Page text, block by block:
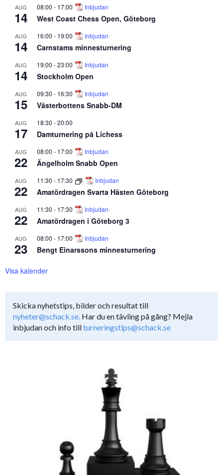
AUG
14
08:00 - 17:00 Inbjudan
West Coast Chess Open, Göteborg
AUG
14
16:00 - 19:00 Inbjudan
Carnstams minnesturnering
AUG
14
19:00 -23:00 Inbjudan
Stockholm Open
AUG
15
09:30 - 16:30 Inbjudan
Västerbottens Snabb-DM
AUG
17
18:30 -20:00
Damturnering på Lichess
AUG
22
08:00 - 17:00 Inbjudan
Ängelholm Snabb Open
AUG
22
11:30 - 17:30 Inbjudan
Amatördragen Svarta Hästen Göteborg
AUG
22
11:30 - 17:30 Inbjudan
Amatördragen i Göteborg 3
AUG
23
08:00 - 17:00 Inbjudan
Bengt Einarssons minnesturnering
Visa kalender
Skicka nyhetstips, bilder och resultat till
nyheter@schack.se. Har du en tävling på gång? Mejla
inbjudan och info tillturneringstips@schack.se